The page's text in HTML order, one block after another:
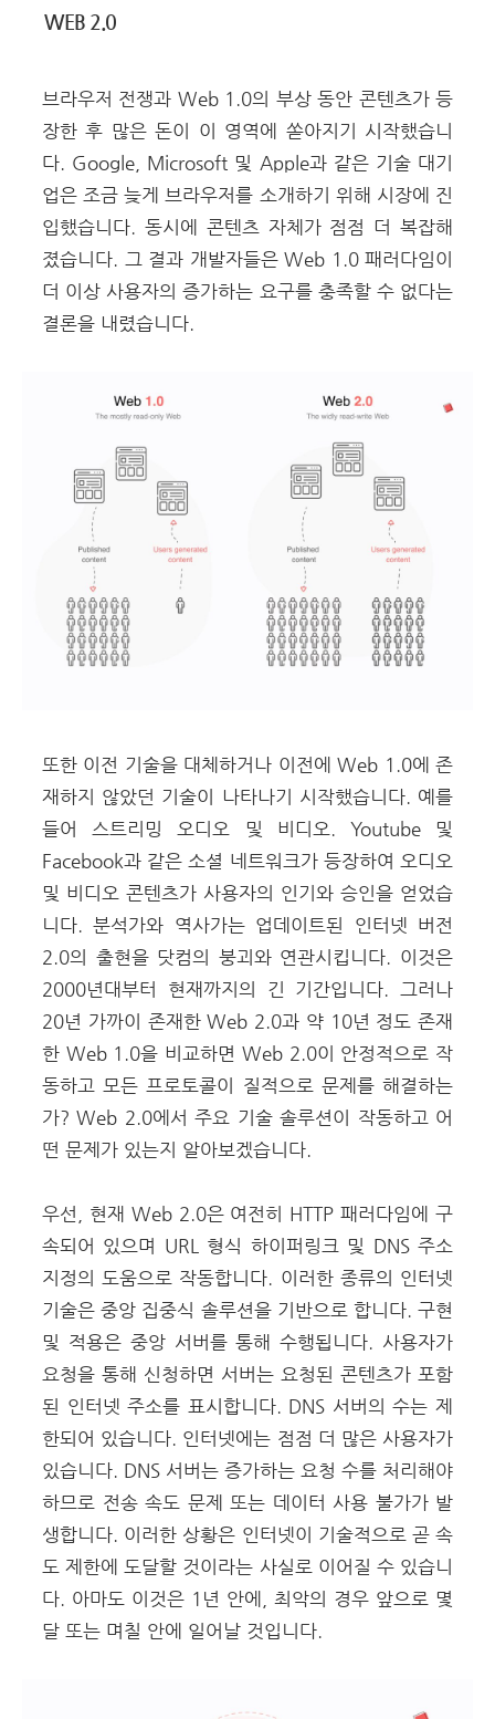
WEB 2.0
브라우저 전쟁과 Web 1.0의 부상 동안 콘텐츠가 등
장한 후 많은 돈이 이 영역에 쏟아지기 시작했습니
다. Google, Microsoft 및 Apple과 같은 기술 대기
업은 조금 늦게 브라우저를 소개하기 위해 시장에 진
입했습니다. 동시에 콘텐츠 자체가 점점 더 복잡해
졌습니다. 그 결과 개발자들은 Web 1.0 패러다임이
더 이상 사용자의 증가하는 요구를 충족할 수 없다는
결론을 내렸습니다.
또한 이전 기술을 대체하거나 이전에 Web 1.0에 존
재하지 않았던 기술이 나타나기 시작했습니다. 예를
들어 스트리밍 오디오 및 비디오. Youtube 및
Facebook과 같은 소셜 네트워크가 등장하여 오디오
및 비디오 콘텐츠가 사용자의 인기와 승인을 얻었습
니다. 분석가와 역사가는 업데이트된 인터넷 버전
2.0의 출현을 닷컴의 붕괴와 연관시킵니다. 이것은
2000년대부터 현재까지의 긴 기간입니다. 그러나
20년 가까이 존재한 Web 2.0과 약 10년 정도 존재
한 Web 1.0을 비교하면 Web 2.0이 안정적으로 작
동하고 모든 프로토콜이 질적으로 문제를 해결하는
가? Web 2.0에서 주요 기술 솔루션이 작동하고 어
떤 문제가 있는지 알아보겠습니다.
우선, 현재 Web 2.0은 여전히 HTTP 패러다임에 구
속되어 있으며 URL 형식 하이퍼링크 및 DNS 주소
지정의 도움으로 작동합니다. 이러한 종류의 인터넷
기술은 중앙 집중식 솔루션을 기반으로 합니다. 구현
및 적용은 중앙 서버를 통해 수행됩니다. 사용자가
요청을 통해 신청하면 서버는 요청된 콘텐츠가 포함
된 인터넷 주소를 표시합니다. DNS 서버의 수는 제
한되어 있습니다. 인터넷에는 점점 더 많은 사용자가
있습니다. DNS 서버는 증가하는 요청 수를 처리해야
하므로 전송 속도 문제 또는 데이터 사용 불가가 발
생합니다. 이러한 상황은 인터넷이 기술적으로 곧 속
도 제한에 도달할 것이라는 사실로 이어질 수 있습니
다. 아마도 이것은 1년 안에, 최악의 경우 앞으로 몇
달 또는 며칠 안에 일어날 것입니다.